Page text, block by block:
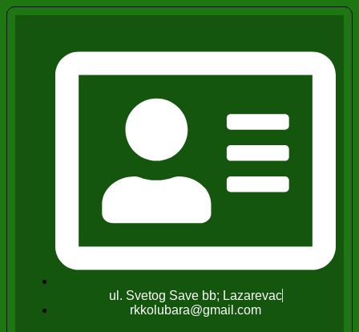
ul. Svetog Save bb; Lazarevac
rkkolubara@gmail.com